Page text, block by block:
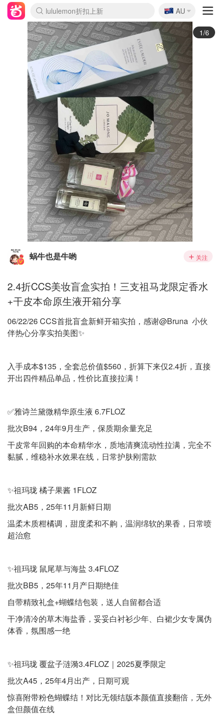
lululemon折扣上新
Sasa美妆护肤3.5折
SSENSE年中2.5折
FreshBeauty好价汇总
Cettire降价+叠9折
WWS Coles超市实拍
viagogo二手票捡漏
Myer超级周末
The Outnet奢牌1折起
David Jones 3折起
Flannels大牌1折
Perfumes Club护肤1折
AMIRO面罩$251
Amazon折扣汇总
eToro入金$200送$50
Amazon数码好物
ICONIC本周7.5折
ThedoubleF高奢地板价
Moose Knuckles 6折
丝芙兰5折起
EUFY摄像头$98
Selenichast首饰2折
Trip机票酒店促销
YSL送5件彩妆礼
Amazon家居好物
Amazon美妆护肤
雅漾大喷$8
过敏原检测盒$33
伊索独家赠50ml沐浴露
科颜氏高保湿面霜$29
SEALIFE海洋馆门票6折
丝塔芙大白罐$16
订阅Newsletter送香薰
Cult Beauty 6.8折
Harrods圣诞日历$525
LN-CC奢牌私促3折
d'Alba空姐喷雾$16
EVE LOM套装£56
Bernardelli独家4折
Adore Beauty 6折起
CT圣诞日历
Mytheresa奢品2.7折
Luxury Escapes 9折
Currentbody美容仪$881
MOON Garden Live
Roborock扫地机$649
Tingo Life水杯$24
Valentino官网5折
CR洗护套装$23
修丽可4件套$159
Myer彩妆2件7折
GANNI官网4.5折
Stylevana韩妆4折
Tessabit高奢8.5折
OGX洗发水$11
Amazon阿德莱德次日达
卡诗8.5折+赠礼
Philips Hue灯具8折
🇦🇺
AU
2/6
蜗牛也是牛哟 关注
2.4折CCS美妆盲盒实拍！三支祖马龙限定香水
+干皮本命原生液开箱分享
06/22/26 CCS首批盲盒新鲜开箱实拍，感谢@Bruna 小伙
伴热心分享实拍美图✨
入手成本$135，全套总价值$560，折算下来仅2.4折，直接
开出四件精品单品，性价比直接拉满！
✅雅诗兰黛微精华原生液 6.7FLOZ
批次B94，24年9月生产，保质期余量充足
干皮常年回购的本命精华水，质地清爽流动性拉满，完全不
黏腻，维稳补水效果在线，日常护肤刚需款
✨祖玛珑 橘子果酱 1FLOZ
批次AB5，25年11月新鲜日期
温柔木质柑橘调，甜度柔和不齁，温润绵软的果香，日常喷
超治愈
✨祖玛珑 鼠尾草与海盐 3.4FLOZ
批次BB5，25年11月产日期绝佳
自带精致礼盒+蝴蝶结包装，送人自留都合适
干净清冷的草木海盐香，妥妥白衬衫少年、白裙少女专属伪
体香，氛围感一绝
✨祖玛珑 覆盆子涟漪3.4FLOZ｜2025夏季限定
批次A45，25年4月出产，日期可观
惊喜附带粉色蝴蝶结！对比无领结版本颜值直接翻倍，无外
盒但颜值在线